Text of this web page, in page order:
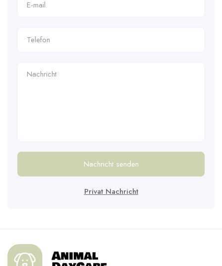
Nachricht senden
Privat Nachricht